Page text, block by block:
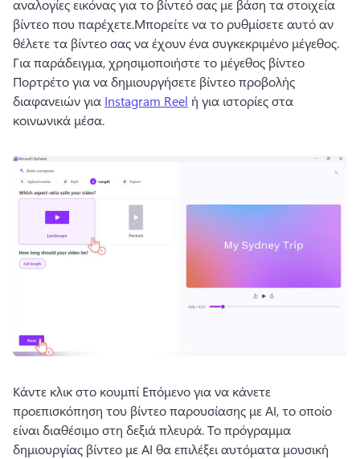
αναλογίες εικόνας για το βίντεό σας με βάση τα στοιχεία
βίντεο που παρέχετε.Μπορείτε να το ρυθμίσετε αυτό αν
Για παράδειγμα, χρησιμοποιήστε το μέγεθος βίντεο
Πορτρέτο για να δημιουργήσετε βίντεο προβολής
διαφανειών για Instagram Reel ή για ιστορίες στα
κοινωνικά μέσα.
Κάντε κλικ στο κουμπί Επόμενο για να κάνετε
προεπισκόπηση του βίντεο παρουσίασης με AI, το οποίο
είναι διαθέσιμο στη δεξιά πλευρά. Το πρόγραμμα
δημιουργίας βίντεο με AI θα επιλέξει αυτόματα μουσική